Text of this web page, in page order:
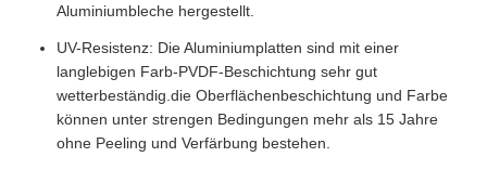
Aluminiumbleche hergestellt.
UV-Resistenz: Die Aluminiumplatten sind mit einer
langlebigen Farb-PVDF-Beschichtung sehr gut
wetterbeständig.die Oberflächenbeschichtung und Farbe
können unter strengen Bedingungen mehr als 15 Jahre
ohne Peeling und Verfärbung bestehen.